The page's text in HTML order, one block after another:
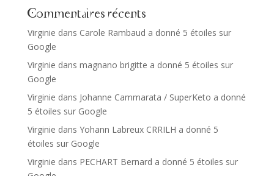
Commentaires récents
Virginie dans Carole Rambaud a donné 5 étoiles sur
Google
Virginie dans magnano brigitte a donné 5 étoiles sur
Google
Virginie dans Johanne Cammarata / SuperKeto a donné
5 étoiles sur Google
Virginie dans Yohann Labreux CRRILH a donné 5
étoiles sur Google
Virginie dans PECHART Bernard a donné 5 étoiles sur